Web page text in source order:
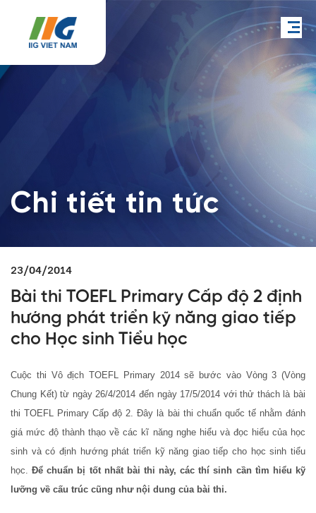
Chi tiết tin tức
23/04/2014
Bài thi TOEFL Primary Cấp độ 2 định
hướng phát triển kỹ năng giao tiếp
cho Học sinh Tiểu học
Cuộc thi Vô địch TOEFL Primary 2014 sẽ bước vào Vòng 3 (Vòng
Chung Kết) từ ngày 26/4/2014 đến ngày 17/5/2014 với thử thách là bài
thi TOEFL Primary Cấp độ 2. Đây là bài thi chuẩn quốc tế nhằm đánh
giá mức độ thành thạo về các kĩ năng nghe hiểu và đọc hiểu của học
sinh và có định hướng phát triển kỹ năng giao tiếp cho học sinh tiểu
học.Để chuẩn bị tốt nhất bài thi này, các thí sinh cần tìm hiểu kỹ
lưỡng về cấu trúc cũng như nội dung của bài thi.